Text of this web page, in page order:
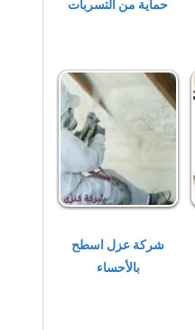
حماية من التسربات
شركة عزل اسطح
بالأحساء